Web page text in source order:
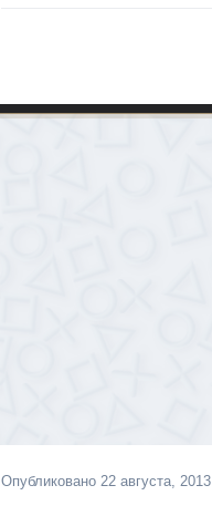
Опубликовано 22 августа, 2013